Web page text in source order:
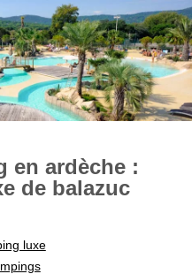
en ardèche :
de balazuc
luxe